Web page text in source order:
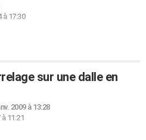
à 17:30
sur une dalle en
2009 à 13:28
11:21